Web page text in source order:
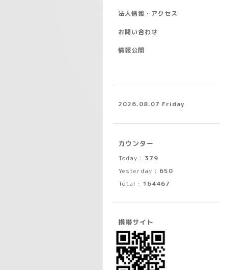
法人情報・アクセス
お問い合わせ
情報公開
2026.08.07 Friday
カウンター
Today : 379
Yesterday : 650
Total : 164467
携帯サイト